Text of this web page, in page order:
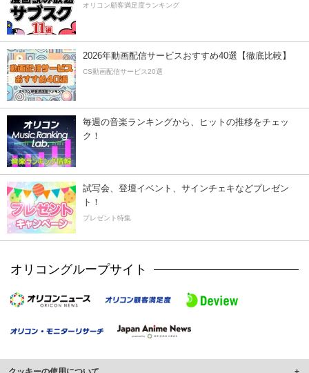
オリコン顧客満足度ランキング
2026年動画配信サービスおすすめ40選【徹底比較】
CS動画配信サービス20選
毎週の音楽ランキングから、ヒットの推移をチェッ
ク！
試写会、登壇イベント、サインチェキなどプレゼン
ト！
プレゼント特集
オリコングループサイト